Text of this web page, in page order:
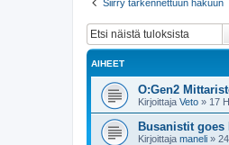
Siirry tarkennettuun hakuun
AIHEET
O:Gen2
Kirjoittaja Veto » 17
Busanistit goes
Kirjoittaja maneli »